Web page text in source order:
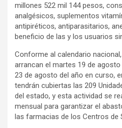
millones 522 mil 144 pesos,
analgésicos, suplementos
antipiréticos, antiparasitarios,
beneficio de las y los usuarios
Conforme al calendario
arrancan el martes 19 de
23 de agosto del año en curso,
tendrán cubiertas las 209
del estado, y esta actividad se
mensual para garantizar el
las farmacias de los Centros de